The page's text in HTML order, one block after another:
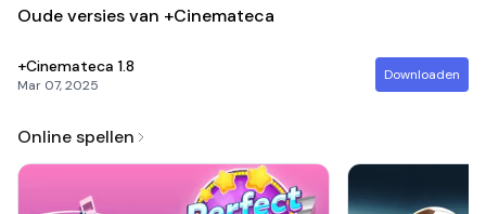
Oude versies van +Cinemateca
+Cinemateca 1.8
Mar 07, 2025
Downloaden
Online spellen